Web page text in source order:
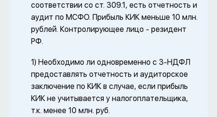
соответствии со ст. 309.1, есть отчетность и
аудит по МСФО. Прибыль КИК меньше 10 млн.
рублей. Контролирующее лицо - резидент
РФ.
1) Необходимо ли одновременно с 3-НДФЛ
предоставлять отчетность и аудиторское
заключение по КИК в случае, если прибыль
КИК не учитывается у налогоплательщика,
т.к. менее 10 млн. руб.